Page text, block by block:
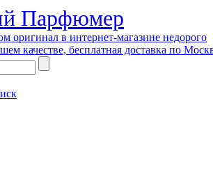
Парфюмер
оригинал в интернет-магазине недорого
качестве, бесплатная доставка по